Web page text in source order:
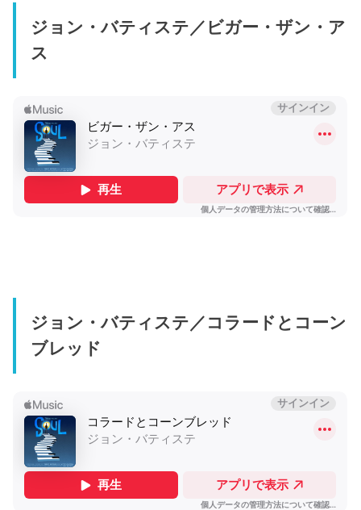
ジョン・バティステ／ビガー・ザン・ア
ス
ジョン・バティステ／コラードとコーン
ブレッド